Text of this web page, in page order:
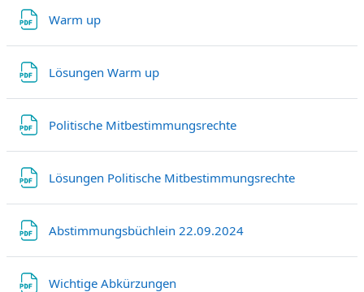
Warm up
Lösungen Warm up
Politische Mitbestimmungsrechte
Lösungen Politische Mitbestimmungsrechte
Abstimmungsbüchlein 22.09.2024
Wichtige Abkürzungen